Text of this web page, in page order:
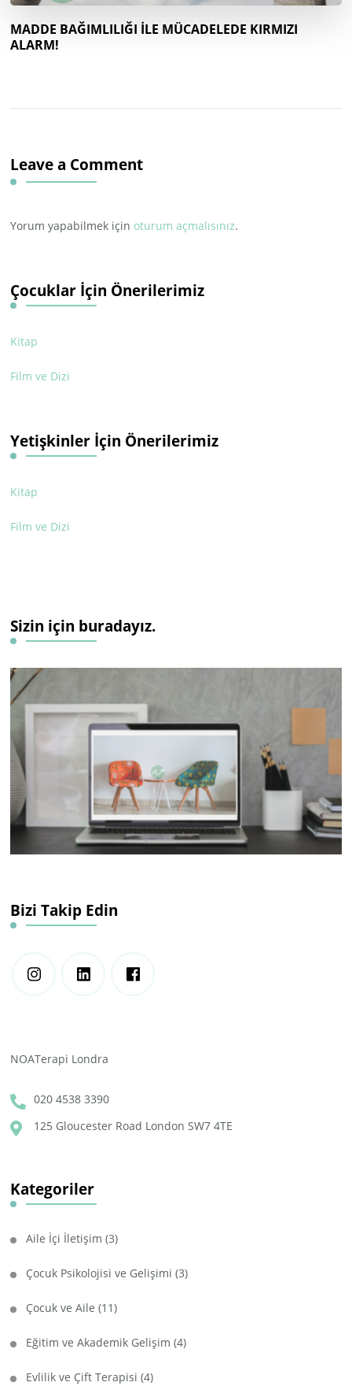
MADDE BAĞIMLILIĞI İLE MÜCADELEDE KIRMIZI
ALARM!
Leave a Comment
Yorum yapabilmek için oturum açmalısınız.
Çocuklar İçin Önerilerimiz
Kitap
Film ve Dizi
Yetişkinler İçin Önerilerimiz
Kitap
Film ve Dizi
Sizin için buradayız.
Bizi Takip Edin
NOATerapi Londra
020 4538 3390
125 Gloucester Road London SW7 4TE
Kategoriler
Aile İçi İletişim (3)
Çocuk Psikolojisi ve Gelişimi (3)
Çocuk ve Aile (11)
Eğitim ve Akademik Gelişim (4)
Evlilik ve Çift Terapisi (4)